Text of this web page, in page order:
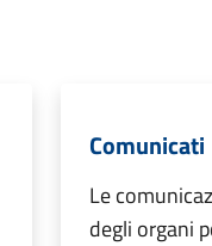
Comunicati
Le
degli organi